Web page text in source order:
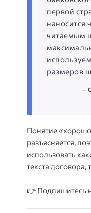
первой
наносится
читаемым
размеров
—
Понятие
разъясняется,
использовать
текста договора,
👉 Подпишитесь